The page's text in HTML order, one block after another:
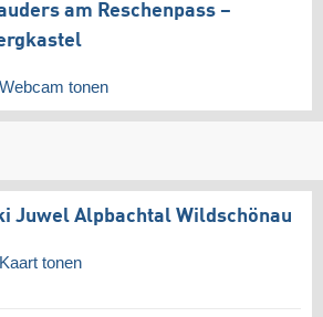
am Reschenpass –
tonen
Juwel Alpbachtal Wildschönau
tonen